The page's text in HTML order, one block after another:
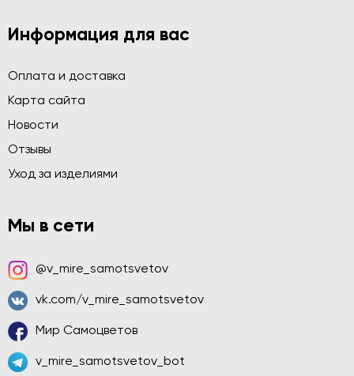
Информация для вас
Оплата и доставка
Карта сайта
Новости
Отзывы
Уход за изделиями
Мы в сети
@v_mire_samotsvetov
vk.com/v_mire_samotsvetov
Мир Самоцветов
v_mire_samotsvetov_bot